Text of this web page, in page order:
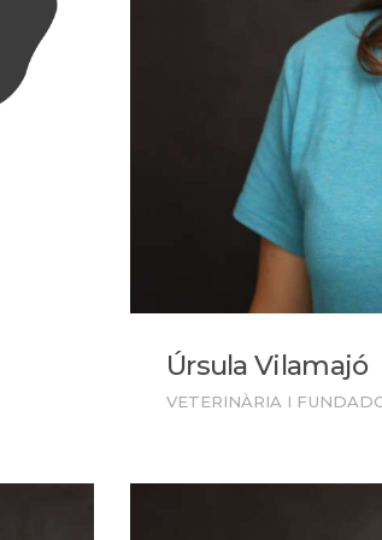
Úrsula Vilamajó
VETERINÀRIA I